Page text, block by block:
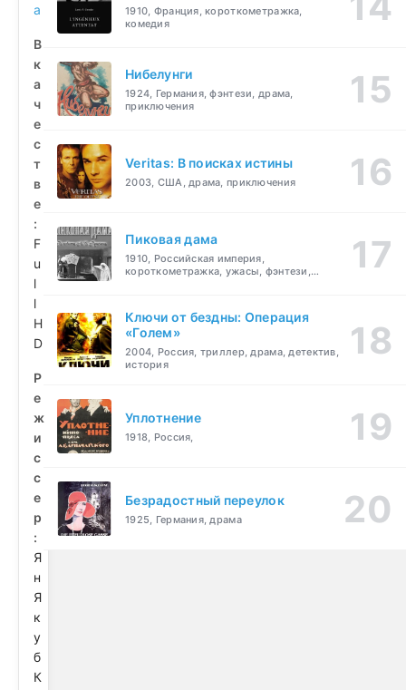
а
В
к
а
ч
е
с
т
в
е
:
F
u
l
l
H
D
Р
е
ж
и
с
с
е
р
:
Я
н
Я
к
у
б
К
1910, Франция, короткометражка,
комедия
Нибелунги
1924, Германия, фэнтези, драма,
приключения
Veritas: В поисках истины
2003, США, драма, приключения
Пиковая дама
1910, Российская империя,
короткометражка, ужасы, фэнтези,
Ключи от бездны: Операция
«Голем»
2004, Россия, триллер, драма, детектив,
история
Уплотнение
1918, Россия,
Безрадостный переулок
1925, Германия, драма